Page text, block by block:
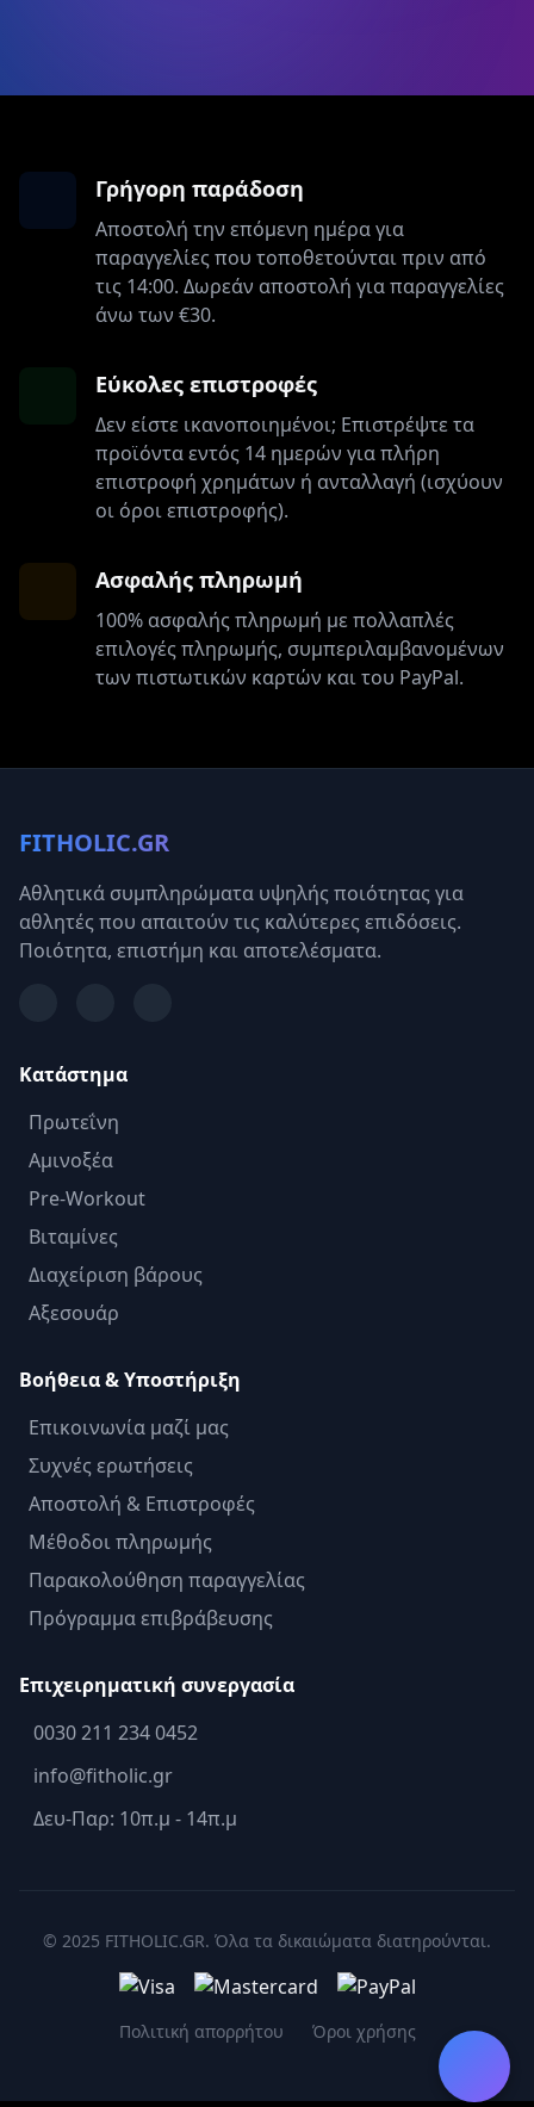
Γρήγορη παράδοση
Αποστολή την επόμενη ημέρα για
παραγγελίες που τοποθετούνται πριν από
τις 14:00. Δωρεάν αποστολή για παραγγελίες
άνω των €30.
Εύκολες επιστροφές
Δεν είστε ικανοποιημένοι; Επιστρέψτε τα
προϊόντα εντός 14 ημερών για πλήρη
επιστροφή χρημάτων ή ανταλλαγή (ισχύουν
οι όροι επιστροφής).
Ασφαλής πληρωμή
100% ασφαλής πληρωμή με πολλαπλές
επιλογές πληρωμής, συμπεριλαμβανομένων
των πιστωτικών καρτών και του PayPal.
FITHOLIC.GR
Αθλητικά συμπληρώματα υψηλής ποιότητας για
αθλητές που απαιτούν τις καλύτερες επιδόσεις.
Ποιότητα, επιστήμη και αποτελέσματα.
Κατάστημα
Πρωτεΐνη
Αμινοξέα
Pre-Workout
Βιταμίνες
Διαχείριση βάρους
Αξεσουάρ
Βοήθεια & Υποστήριξη
Επικοινωνία μαζί μας
Συχνές ερωτήσεις
Αποστολή & Επιστροφές
Μέθοδοι πληρωμής
Παρακολούθηση παραγγελίας
Πρόγραμμα επιβράβευσης
Επιχειρηματική συνεργασία
0030 211 234 0452
info@fitholic.gr
Δευ-Παρ: 10π.μ - 14π.μ
© 2025 FITHOLIC.GR. Όλα τα δικαιώματα διατηρούνται.
Πολιτική απορρήτου Όροι χρήσης